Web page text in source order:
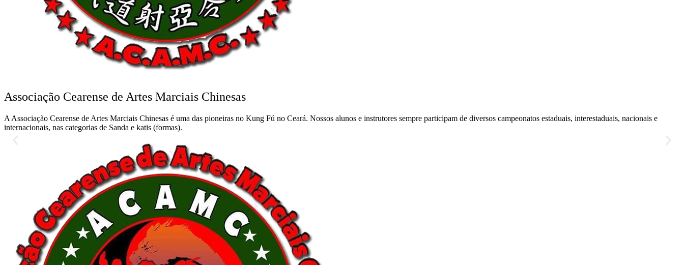
Associação Cearense de Artes Marciais Chinesas
A Associação Cearense de Artes Marciais Chinesas é uma das pioneiras no Kung Fú no Ceará. Nossos alunos e instrutores sempre participam de diversos campeonatos estaduais, interestaduais, nacionais e
internacionais, nas categorias de Sanda e katis (formas).